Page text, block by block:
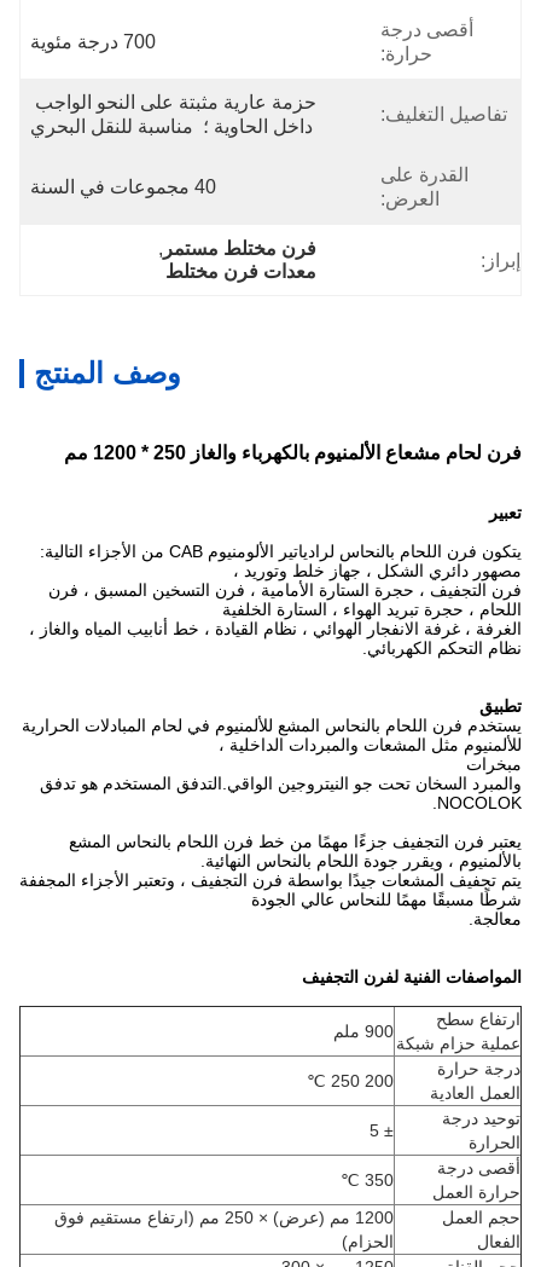
أقصى درجة
حرارة:
700 درجة مئوية
تفاصيل التغليف:
حزمة عارية مثبتة على النحو الواجب
داخل الحاوية ؛  مناسبة للنقل البحري
القدرة على
العرض:
40 مجموعات في السنة
إبراز:
فرن مختلط مستمر,
معدات فرن مختلط
وصف المنتج
فرن لحام مشعاع الألمنيوم بالكهرباء والغاز 250 * 1200 مم
تعبير
يتكون فرن اللحام بالنحاس لرادياتير الألومنيوم CAB من الأجزاء التالية:
مصهور دائري الشكل ، جهاز خلط وتوريد ،
فرن التجفيف ، حجرة الستارة الأمامية ، فرن التسخين المسبق ، فرن
اللحام ، حجرة تبريد الهواء ، الستارة الخلفية
الغرفة ، غرفة الانفجار الهوائي ، نظام القيادة ، خط أنابيب المياه والغاز ،
نظام التحكم الكهربائي.
تطبيق
يستخدم فرن اللحام بالنحاس المشع للألمنيوم في لحام المبادلات الحرارية
للألمنيوم مثل المشعات والمبردات الداخلية ،
مبخرات
والمبرد السخان تحت جو النيتروجين الواقي.التدفق المستخدم هو تدفق
NOCOLOK.
يعتبر فرن التجفيف جزءًا مهمًا من خط فرن اللحام بالنحاس المشع
بالألمنيوم ، ويقرر جودة اللحام بالنحاس النهائية.
يتم تجفيف المشعات جيدًا بواسطة فرن التجفيف ، وتعتبر الأجزاء المجففة
شرطًا مسبقًا مهمًا للنحاس عالي الجودة
معالجة.
المواصفات الفنية لفرن التجفيف
ارتفاع سطح
عملية حزام شبكة
900 ملم
درجة حرارة
العمل العادية
200 250 ℃
توحيد درجة
الحرارة
± 5
أقصى درجة
حرارة العمل
350 ℃
حجم العمل
الفعال
1200 مم (عرض) × 250 مم (ارتفاع مستقيم فوق
الحزام)